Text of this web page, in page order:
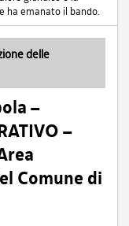
ha emanato il bando.
delle
–
–
Comune di